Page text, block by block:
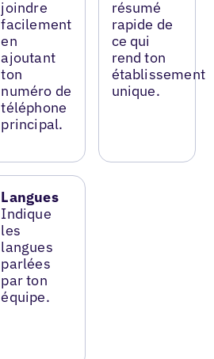
joindre
facilement
en
ajoutant
ton
numéro de
téléphone
principal.
résumé
rapide de
ce qui
rend ton
établissement
unique.
Langues
Indique
les
langues
parlées
par ton
équipe.